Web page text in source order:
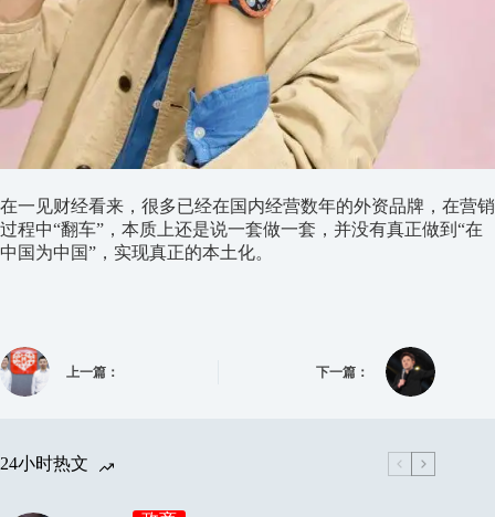
在一见财经看来，很多已经在国内经营数年的外资品牌，在营销
过程中“翻车”，本质上还是说一套做一套，并没有真正做到“在
中国为中国”，实现真正的本土化。
上一篇： 下一篇：
24小时热文